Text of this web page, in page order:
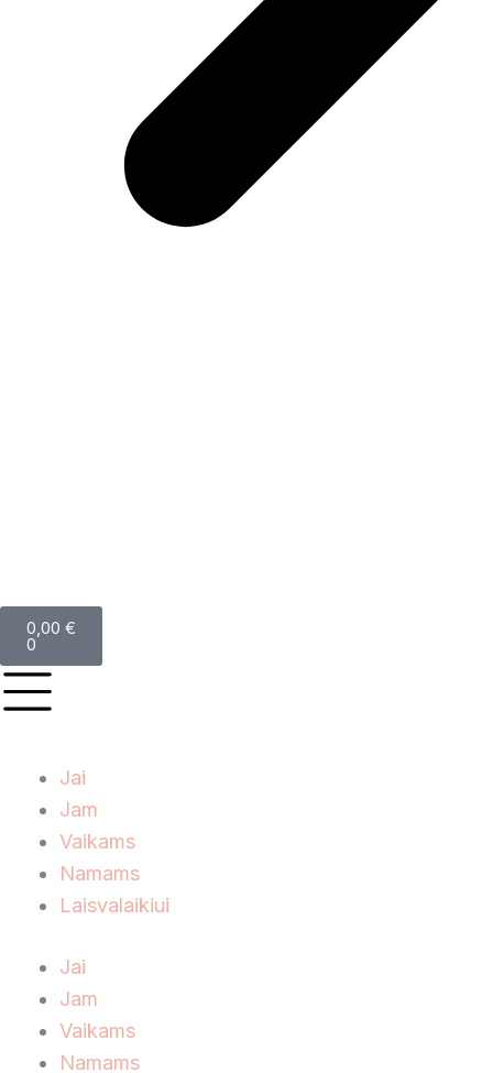
0,00 €
0
Jai
Jam
Vaikams
Namams
Laisvalaikiui
Jai
Jam
Vaikams
Namams